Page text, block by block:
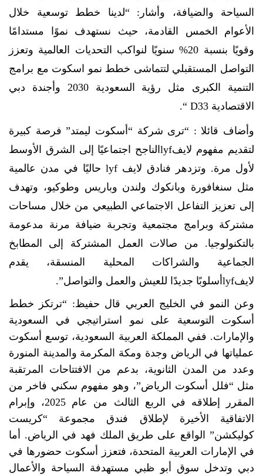
السياحة والضيافة، وأشار: “لدينا خطط توسعية خلال
الأعوام الخمس القادمة، حيث نستهدف نموًا مستدامًا
وقويًا بنسبة 20% سنويًا لنواكب التحديات العالمية وتعزز
التواصل المستقبلي لتتماشى خطط نمو اسكوت مع برامج
التنمية الكبرى مثل رؤية السعودية 2030 وأجندة دبي
الاقتصادية D33
“.
وأضاف قائلا : “ترى شركة “أسكوت ليمتد” فرصة كبيرة
لتقديم مفهوم لايفlyfالناجح اجتماعيًا إلى الشرق الأوسط
لأول مرة. وتزدهر فنادق لايف lyf حاليًا في مدن عالمية
مثل سنغافورة وبانكوك ولندن وباريس وطوكيو، وتهدف
إلى تعزيز التفاعل الاجتماعي الطبيعي من خلال مساحات
مشتركة وبرامج مجتمعية وتجربة ضيافة مرنة مدعومة
بالتكنولوجيا. من صالات العمل المشتركة إلى المطابخ
الجماعية والشراكات المحلية المنسقة، يقدم
لايفlyfأسلوبًا جديدًا للعيش والعمل والتواصل”.
وعن النمو في الخليج العربي قال حفيظ: “ترتكز خطط
أسكوت التوسعية على نمو استراتيجي في السعودية
والإمارات. ففي المملكة العربية السعودية، توسع أسكوت
عملياتها في الرياض وجدة ومكة المكرمة والمدينة المنورة
وعدد من المدن الثانوية، بدعم من الافتتاحات المرتقبة
مثل “فلل أسكوت الرياض”، وهو مفهوم سكني فاخر من
المقرر إطلاقه في الربع الثالث من عام 2025، وإبرام
الاتفاقية الأخيرة لإطلاق فندق مجموعة “كريست
كوليكشن” الواقع على طريق الملك فهد في الرياض. أما
في الإمارات العربية المتحدة، فتعزز أسكوت حضورها في
دبي وتدخل سوق أبو ظبي مستهدفة السياحة والأعمال